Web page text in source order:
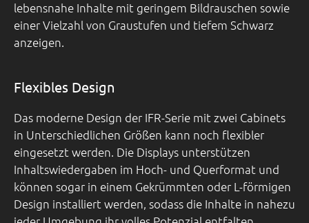
lebensnahe Inhalte mit geringem Bildrauschen sowie
einer Vielzahl von Graustufen und tiefem Schwarz
anzeigen.
Flexibles Design
Das moderne Design der IFR-Serie mit zwei Cabinets
in Unterschiedlichen Größen kann noch flexibler
eingesetzt werden. Die Displays unterstützen
Inhaltswiedergaben im Hoch- und Querformat und
können sogar in einem Gekrümmten oder L-förmigen
Design installiert werden, sodass die Inhalte in nahezu